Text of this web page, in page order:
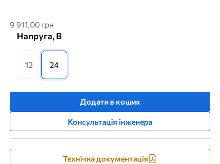
9 911,00 грн
Напруга, В
12 24
Додати в кошик
Консультація інженера
Технічна документація